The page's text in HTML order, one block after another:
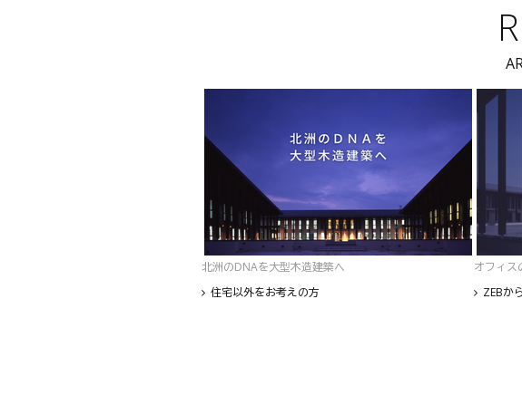
北洲のDNAを大型木造建築へ
住宅以外をお考えの方
オフィス
ZEBか